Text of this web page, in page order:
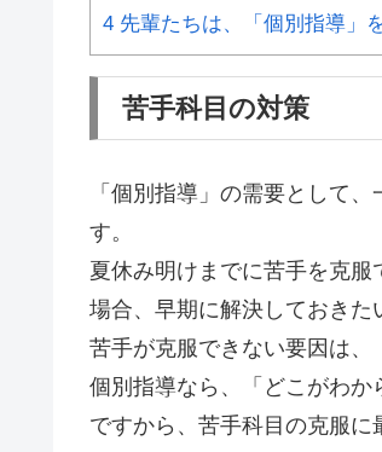
4 先輩たちは、「個別指導」
苦手科目の対策
「個別指導」の需要として、
す。
夏休み明けまでに苦手を克
場合、早期に解決しておきた
苦手が克服できない要因は、
個別指導なら、「どこがわか
ですから、苦手科目の克服に